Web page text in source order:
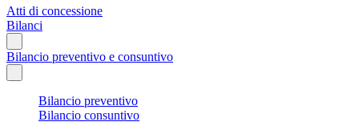
Atti di concessione
Bilanci
Bilancio preventivo e consuntivo
Bilancio preventivo
Bilancio consuntivo